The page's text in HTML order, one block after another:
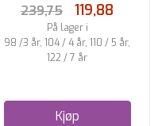
239,75 119,88
På lager i
98 /3 år, 104 / 4 år, 110 / 5 år,
122 / 7 år
Kjøp